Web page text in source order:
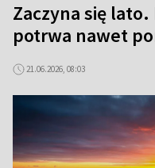
Zaczyna się
potrwa nawet
21.06.2026, 08:03